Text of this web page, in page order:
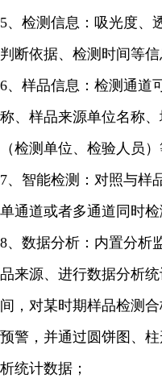
5、检测信息：吸光度、
判断依据、检测时间等信
6、样品信息：检测通道
称、样品来源单位名称
（检测单位、检验人员）
7、智能检测：对照与样
单通道或者多通道同时检
8、数据分析：内置分析
品来源、进行数据分析
间，对某时期样品检测
预警，并通过圆饼图、
析统计数据；